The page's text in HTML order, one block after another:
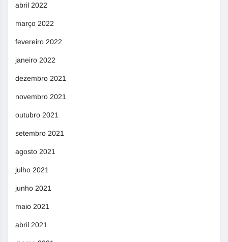
abril 2022
março 2022
fevereiro 2022
janeiro 2022
dezembro 2021
novembro 2021
outubro 2021
setembro 2021
agosto 2021
julho 2021
junho 2021
maio 2021
abril 2021